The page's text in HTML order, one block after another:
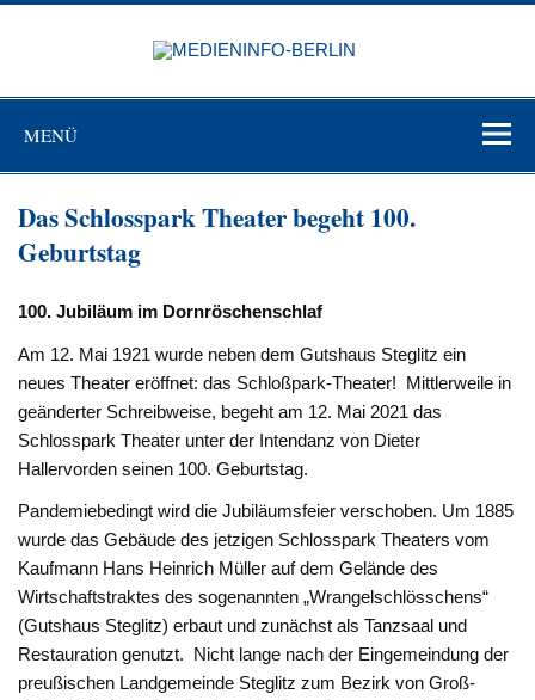
Zum
MENÜ
Das Schlosspark Theater begeht 100.
Geburtstag
100. Jubiläum im Dornröschenschlaf
Am 12. Mai 1921 wurde neben dem Gutshaus Steglitz ein
neues Theater eröffnet: das Schloßpark-Theater! Mittlerweile in
geänderter Schreibweise, begeht am 12. Mai 2021 das
Schlosspark Theater unter der Intendanz von Dieter
Hallervorden seinen 100. Geburtstag.
Pandemiebedingt wird die Jubiläumsfeier verschoben. Um 1885
wurde das Gebäude des jetzigen Schlosspark Theaters vom
Kaufmann Hans Heinrich Müller auf dem Gelände des
Wirtschaftstraktes des sogenannten „Wrangelschlösschens“
(Gutshaus Steglitz) erbaut und zunächst als Tanzsaal und
Restauration genutzt. Nicht lange nach der Eingemeindung der
preußischen Landgemeinde Steglitz zum Bezirk von Groß-